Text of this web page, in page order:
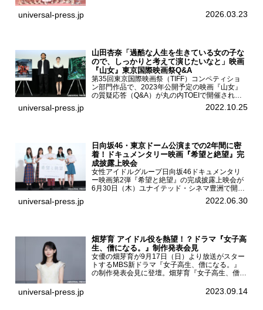
ん、末永ひなた、高梨琴乃、土井ありさ、藤田蒼
universal-press.jp 2026.03.23
山田杏奈「過酷な人生を生きている女の子な
ので、しっかりと考えて演じたいなと」映画
『山女』東京国際映画祭Q&A
第35回東京国際映画祭（TIFF）コンペティショ
ン部門作品で、2023年公開予定の映画『山女』
の質疑応答（Q&A）が丸の内TOEIで開催され、
主演を務めた女優の山田杏奈、監督の福永壮志が
登壇。本作について語った。映画『山女』第35
universal-press.jp 2022.10.25
日向坂46・東京ドーム公演までの2年間に密
着！ドキュメンタリー映画『希望と絶望』完
成披露上映会
女性アイドルグループ日向坂46ドキュメンタリ
ー映画第2弾『希望と絶望』の完成披露上映会が
6月30日（木）ユナイテッド・シネマ豊洲で開催
され、日向坂46メンバーの加藤史帆、齊藤京
子、佐々木久美、富田鈴花、松田好花の5人が登
universal-press.jp 2022.06.30
畑芽育 アイドル役を熱望！？ドラマ『女子高
生、僧になる。』制作発表会見
女優の畑芽育が9月17日（日）より放送がスター
トするMBS新ドラマ『女子高生、僧になる。』
の制作発表会見に登壇。畑芽育『女子高生、僧に
ーについて「下白石麦は頭にビックリマークと、
universal-press.jp 2023.09.14